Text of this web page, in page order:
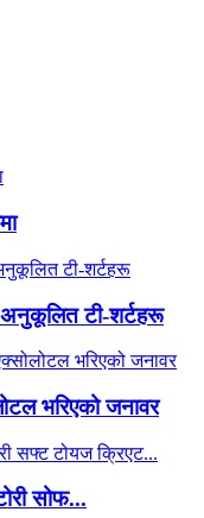
अनुकूलित टी-शर्टहरू
भरिएको जनावर
सोफ...